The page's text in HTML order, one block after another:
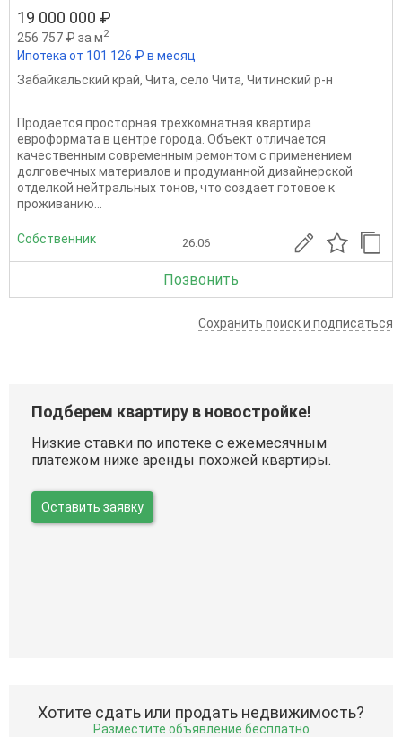
19 000 000 ₽
256 757 ₽ за м2
Ипотека от 101 126 ₽ в месяц
Забайкальский край, Чита, село Чита, Читинский р-н
Продается просторная трехкомнатная квартира
евроформата в центре города. Объект отличается
качественным современным ремонтом с применением
долговечных материалов и продуманной дизайнерской
отделкой нейтральных тонов, что создает готовое к
проживанию...
Собственник 26.06
Позвонить
Сохранить поиск и подписаться
Подберем квартиру в новостройке!
Низкие ставки по ипотеке с ежемесячным
платежом ниже аренды похожей квартиры.
Оставить заявку
Хотите сдать или продать недвижимость?
Разместите объявление бесплатно